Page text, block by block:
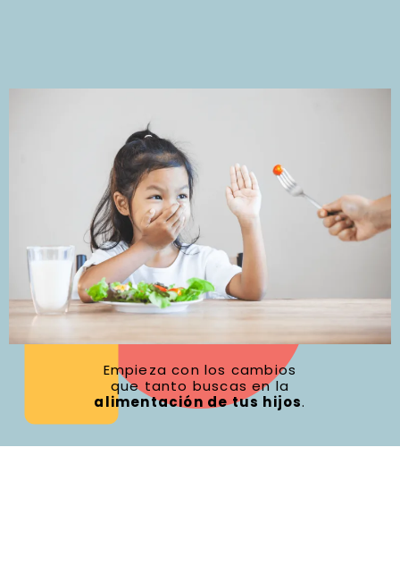
Empieza con los cambios
que tanto buscas en la
alimentación de tus hijos.